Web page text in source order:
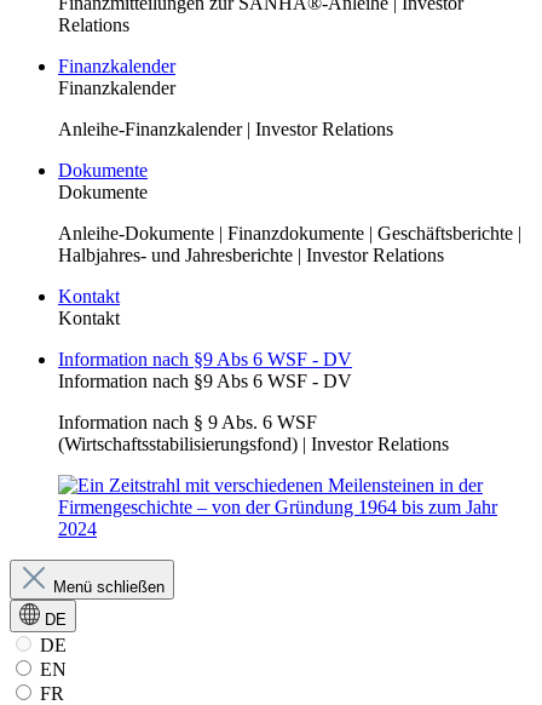
Relations
Finanzkalender
Finanzkalender
Anleihe-Finanzkalender | Investor Relations
Dokumente
Dokumente
Anleihe-Dokumente | Finanzdokumente | Geschäftsberichte |
Halbjahres- und Jahresberichte | Investor Relations
Kontakt
Kontakt
Information nach §9 Abs 6 WSF - DV
Information nach §9 Abs 6 WSF - DV
Information nach § 9 Abs. 6 WSF
(Wirtschaftsstabilisierungsfond) | Investor Relations
Menü schließen
DE
DE
EN
FR